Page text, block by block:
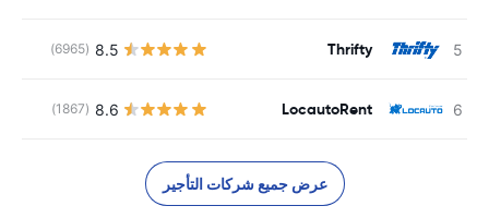
Thrifty
8.5
(6965)
LocautoRent
8.6
(1867)
عرض جميع شركات التأجير